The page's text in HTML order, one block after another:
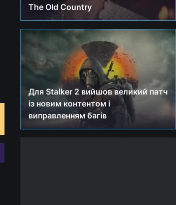
The Old Country
Для Stalker 2 вийшов великий патч
із новим контентом і
виправленням багів